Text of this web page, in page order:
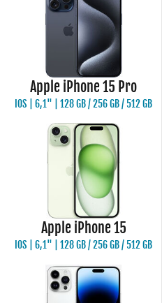
Apple iPhone 15 Pro
IOS | 6,1" | 128 GB / 256 GB / 512 GB
Apple iPhone 15
IOS | 6,1" | 128 GB / 256 GB / 512 GB